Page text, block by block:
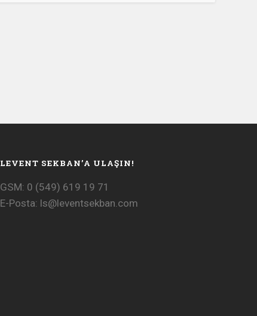
LEVENT SEKBAN’A ULAŞIN!
GSM: 0 (549) 619 19 71
E-Posta: ls@leventsekban.com